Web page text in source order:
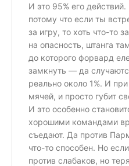
И это 95% его
потому что если ты
за игру, то хоть что-то
на опасность, штанга
до которого форвард
замкнуть — да
реально около 1%. И
мячей, и просто губит
И это особенно
хорошими командами
съедают. Да против
что-то способен. Но
против слабаков, но